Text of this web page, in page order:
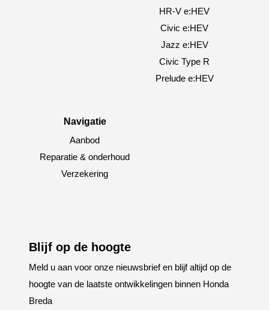
HR-V e:HEV
Civic e:HEV
Jazz e:HEV
Civic Type R
Prelude e:HEV
Navigatie
Aanbod
Reparatie & onderhoud
Verzekering
Blijf op de hoogte
Meld u aan voor onze nieuwsbrief en blijf altijd op de
hoogte van de laatste ontwikkelingen binnen Honda
Breda